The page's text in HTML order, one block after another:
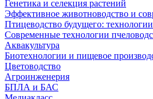
Генетика и селекция растений
Эффективное животноводство и
Птицеводство будущего:
Современные технологии
Аквакультура
Биотехнологии и пищевое
Цветоводство
Агроинженерия
БПЛА и БАС